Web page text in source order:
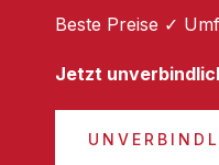
Beste Preise ✓
Jetzt